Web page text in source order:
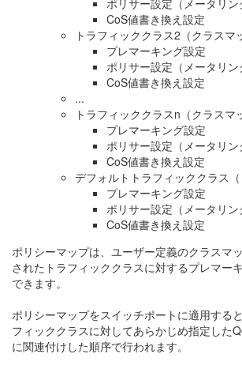
ポリサー設定（メータリ
CoS値書き換え設定
トラフィッククラス2（クラスマ
プレマーキング設定
ポリサー設定（メータリ
CoS値書き換え設定
...
トラフィッククラスn（クラスマ
プレマーキング設定
ポリサー設定（メータリ
CoS値書き換え設定
デフォルトトラフィッククラス
プレマーキング設定
ポリサー設定（メータリ
CoS値書き換え設定
ポリシーマップは、ユーザー定義のクラスマ
されたトラフィッククラスに対するプレマー
できます。
ポリシーマップをスイッチポートに適用する
フィッククラスに対してあらかじめ指定した
に関連付けした順序で行われます。